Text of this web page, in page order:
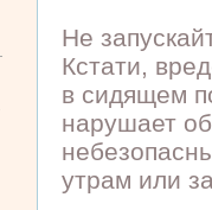
Не
Кстати,
в сидящем
нарушает
утрам или